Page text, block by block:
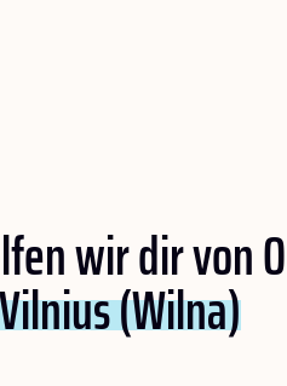
wir dir von
Vilnius (Wilna)